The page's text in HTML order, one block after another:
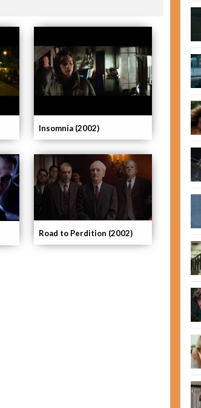
Road to Perdition (2002)
Insomnia (2002)